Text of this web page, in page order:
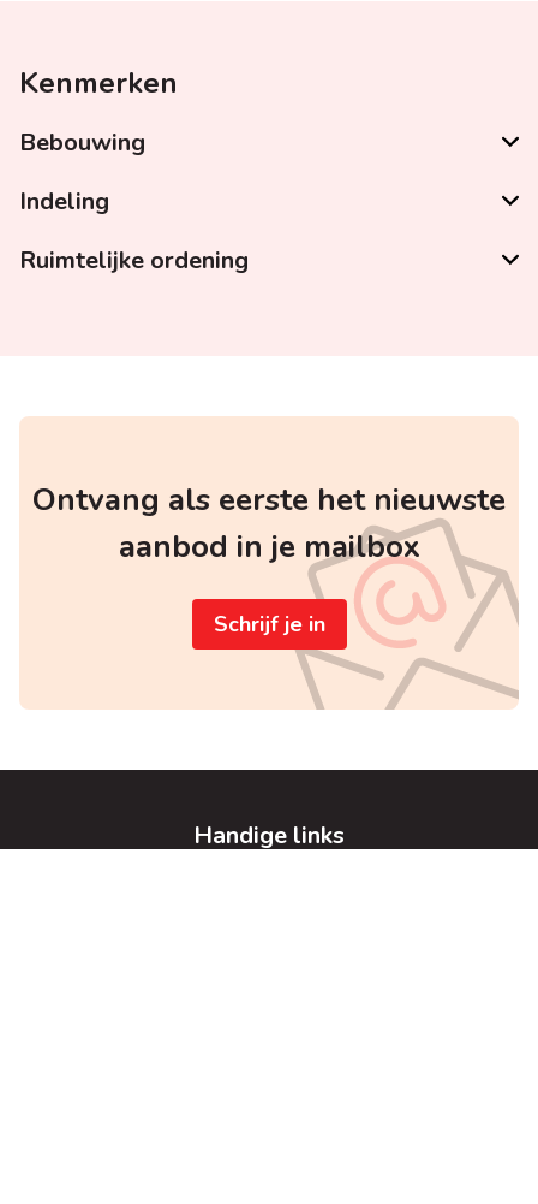
Kenmerken
Bebouwing
Indeling
Ruimtelijke ordening
Ontvang als eerste het nieuwste
aanbod in je mailbox
Schrijf je in
Handige links